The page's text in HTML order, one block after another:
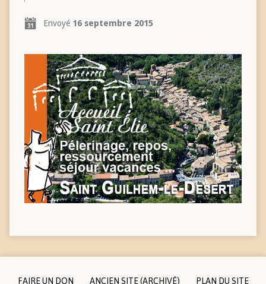
Envoyé 16 septembre 2015
FAIRE UN DON ANCIEN SITE (ARCHIVÉ) PLAN DU SITE